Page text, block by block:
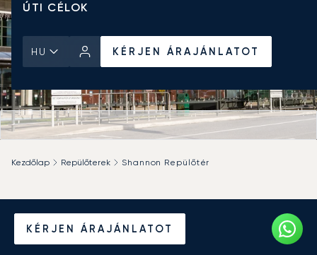
ÚTI CÉLOK
HU KÉRJEN ÁRAJÁNLATOT
KÉRJEN ÁRAJÁNLATOT
Kezdőlap Repülőterek Shannon Repülőtér
Magánrepülőgép bérlése a
Shannon Repülőtérre (SNN)